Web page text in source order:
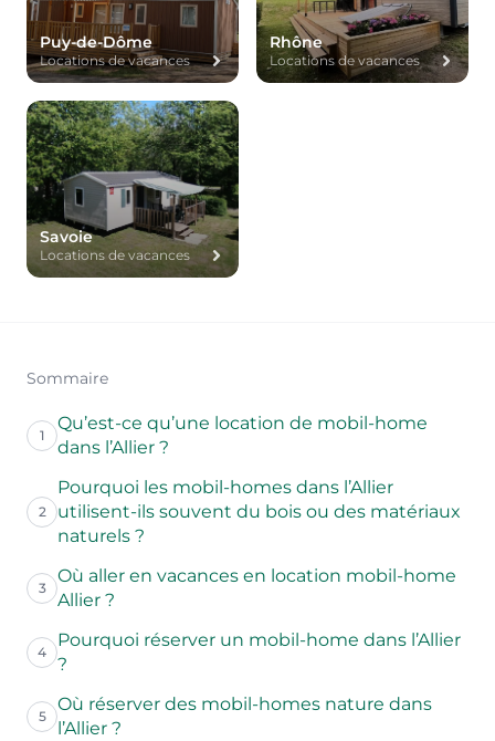
Puy-de-Dôme
Locations de vacances
Rhône
Locations de vacances
Savoie
Locations de vacances
Sommaire
1
Qu’est-ce qu’une location de mobil-home
dans l’Allier ?
2
Pourquoi les mobil-homes dans l’Allier
utilisent-ils souvent du bois ou des matériaux
naturels ?
3
Où aller en vacances en location mobil-home
Allier ?
4
Pourquoi réserver un mobil-home dans l’Allier
?
5
Où réserver des mobil-homes nature dans
l’Allier ?